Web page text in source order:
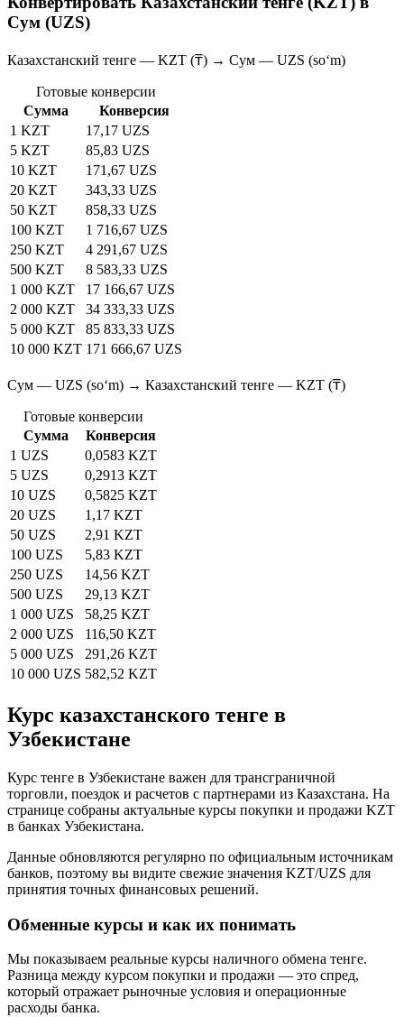
Сум (UZS)
Казахстанский тенге — KZT (₸) → Сум — UZS (soʻm)
Готовые конверсии
Сумма
Конверсия
1 KZT
17,17 UZS
5 KZT
85,83 UZS
10 KZT
171,67 UZS
20 KZT
343,33 UZS
50 KZT
858,33 UZS
100 KZT
1 716,67 UZS
250 KZT
4 291,67 UZS
500 KZT
8 583,33 UZS
1 000 KZT
17 166,67 UZS
2 000 KZT
34 333,33 UZS
5 000 KZT
85 833,33 UZS
10 000 KZT 171 666,67 UZS
Сум — UZS (soʻm) → Казахстанский тенге — KZT (₸)
Готовые конверсии
Сумма
Конверсия
1 UZS
0,0583 KZT
5 UZS
0,2913 KZT
10 UZS
0,5825 KZT
20 UZS
1,17 KZT
50 UZS
2,91 KZT
100 UZS
5,83 KZT
250 UZS
14,56 KZT
500 UZS
29,13 KZT
1 000 UZS
58,25 KZT
2 000 UZS
116,50 KZT
5 000 UZS
291,26 KZT
10 000 UZS 582,52 KZT
Курс казахстанского тенге в
Узбекистане
Курс тенге в Узбекистане важен для трансграничной
торговли, поездок и расчетов с партнерами из Казахстана. На
странице собраны актуальные курсы покупки и продажи KZT
в банках Узбекистана.
Данные обновляются регулярно по официальным источникам
банков, поэтому вы видите свежие значения KZT/UZS для
принятия точных финансовых решений.
Обменные курсы и как их понимать
Мы показываем реальные курсы наличного обмена тенге.
Разница между курсом покупки и продажи — это спред,
который отражает рыночные условия и операционные
расходы банка.